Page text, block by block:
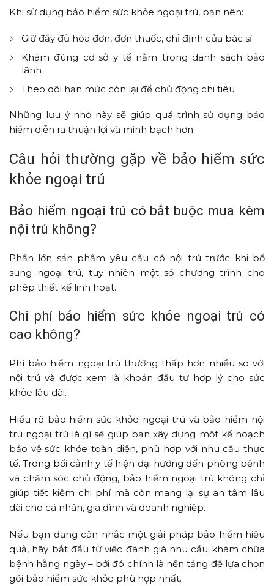
Khi sử dụng bảo hiểm sức khỏe ngoại trú, bạn nên:
Giữ đầy đủ hóa đơn, đơn thuốc, chỉ định của bác sĩ
Khám đúng cơ sở y tế nằm trong danh sách bảo
lãnh
Theo dõi hạn mức còn lại để chủ động chi tiêu
Những lưu ý nhỏ này sẽ giúp quá trình sử dụng bảo
hiểm diễn ra thuận lợi và minh bạch hơn.
Câu hỏi thường gặp về bảo hiểm sức
khỏe ngoại trú
Bảo hiểm ngoại trú có bắt buộc mua kèm
nội trú không?
Phần lớn sản phẩm yêu cầu có nội trú trước khi bổ
sung ngoại trú, tuy nhiên một số chương trình cho
phép thiết kế linh hoạt.
Chi phí bảo hiểm sức khỏe ngoại trú có
cao không?
Phí bảo hiểm ngoại trú thường thấp hơn nhiều so với
nội trú và được xem là khoản đầu tư hợp lý cho sức
khỏe lâu dài.
Hiểu rõ bảo hiểm sức khỏe ngoại trú và bảo hiểm nội
trú ngoại trú là gì sẽ giúp bạn xây dựng một kế hoạch
bảo vệ sức khỏe toàn diện, phù hợp với nhu cầu thực
tế. Trong bối cảnh y tế hiện đại hướng đến phòng bệnh
và chăm sóc chủ động, bảo hiểm ngoại trú không chỉ
giúp tiết kiệm chi phí mà còn mang lại sự an tâm lâu
dài cho cá nhân, gia đình và doanh nghiệp.
Nếu bạn đang cân nhắc một giải pháp bảo hiểm hiệu
quả, hãy bắt đầu từ việc đánh giá nhu cầu khám chữa
bệnh hằng ngày – bởi đó chính là nền tảng để lựa chọn
gói bảo hiểm sức khỏe phù hợp nhất.